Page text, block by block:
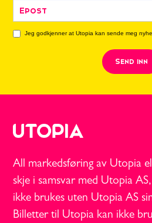
Jeg godkjenner at Utopia kan sende meg
All markedsføring av Utopia
skje i samsvar med Utopia
ikke brukes uten Utopia AS
Billetter til Utopia kan ikke